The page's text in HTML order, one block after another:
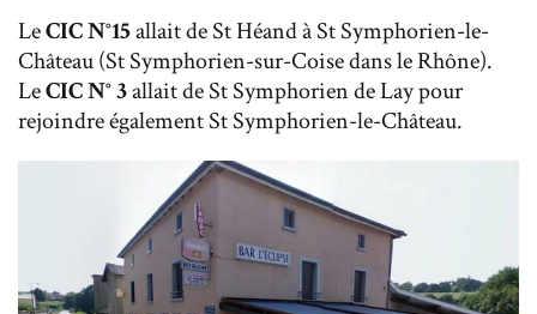
LeCIC N°15allait de St Héand à St Symphorien-le-
Château (St Symphorien-sur-Coise dans le Rhône).
LeCIC N° 3allait de St Symphorien de Lay pour
rejoindre également St Symphorien-le-Château.